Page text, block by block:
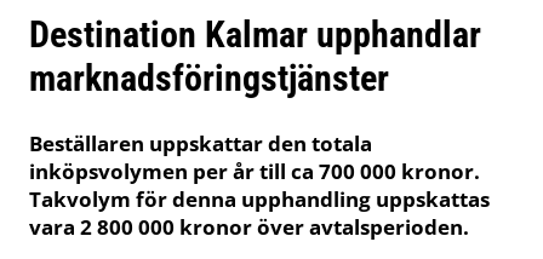
Destination Kalmar upphandlar
marknadsföringstjänster
Beställaren uppskattar den totala
inköpsvolymen per år till ca 700 000 kronor.
Takvolym för denna upphandling uppskattas
vara 2 800 000 kronor över avtalsperioden.